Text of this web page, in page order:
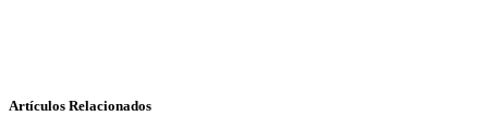
Artículos Relacionados